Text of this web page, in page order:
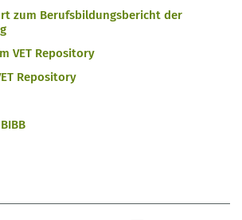
zum Berufsbildungsbericht der
VET Repository
Repository